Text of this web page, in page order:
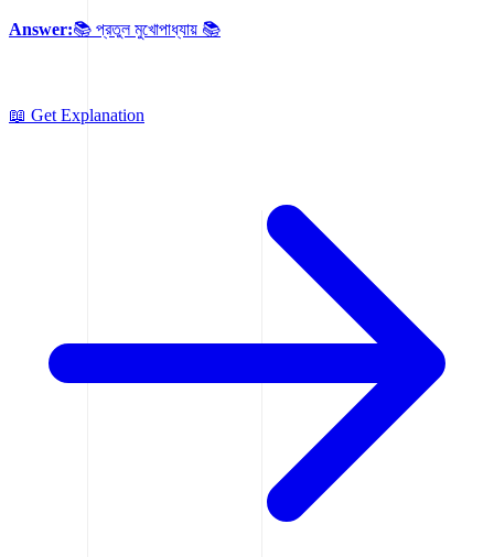
Answer:📚 প্রতুল মুখোপাধ্যায় 📚
📖 Get Explanation